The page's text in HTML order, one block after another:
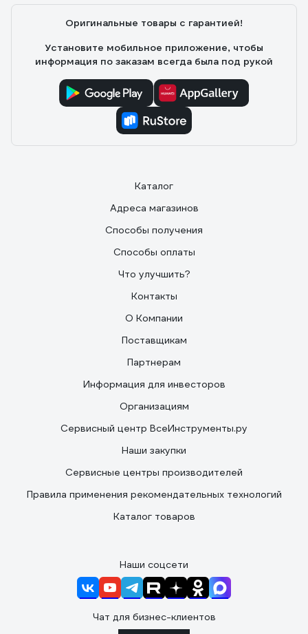
Оригинальные товары с гарантией!
Установите мобильное приложение, чтобы
информация по заказам всегда была под рукой
Каталог
Адреса магазинов
Способы получения
Способы оплаты
Что улучшить?
Контакты
О Компании
Поставщикам
Партнерам
Информация для инвесторов
Организациям
Сервисный центр ВсеИнструменты.ру
Наши закупки
Сервисные центры производителей
Правила применения рекомендательных технологий
Каталог товаров
Наши соцсети
Чат для бизнес-клиентов